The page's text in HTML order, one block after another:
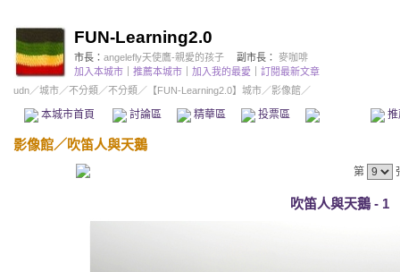
FUN-Learning2.0
市長： angelefly天使鷹-親愛的孩子 副市長：
麥咖啡
加入本城市
推薦本城市 加入我的最愛
訂閱最新文章
udn／城市／不分類 ／不分類 ／ 【FUN-Learning2.0】城市／影像館／
本城市首頁 討論區 精華區 投票區 影像館
影像館／吹笛人與天鵝
第
吹笛人與天鵝 - 1